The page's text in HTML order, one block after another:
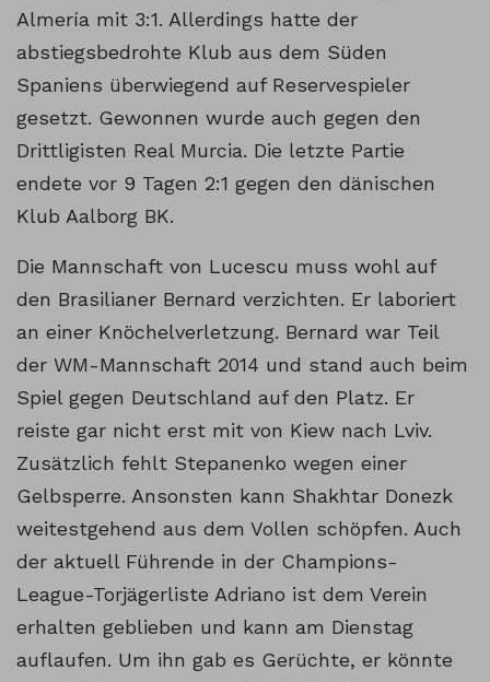
Almería mit 3:1. Allerdings hatte der
abstiegsbedrohte Klub aus dem Süden
Spaniens überwiegend auf Reservespieler
gesetzt. Gewonnen wurde auch gegen den
Drittligisten Real Murcia. Die letzte Partie
endete vor 9 Tagen 2:1 gegen den dänischen
Klub Aalborg BK.
Die Mannschaft von Lucescu muss wohl auf
den Brasilianer Bernard verzichten. Er laboriert
an einer Knöchelverletzung. Bernard war Teil
der WM-Mannschaft 2014 und stand auch beim
Spiel gegen Deutschland auf den Platz. Er
reiste gar nicht erst mit von Kiew nach Lviv.
Zusätzlich fehlt Stepanenko wegen einer
Gelbsperre. Ansonsten kann Shakhtar Donezk
weitestgehend aus dem Vollen schöpfen. Auch
der aktuell Führende in der Champions-
League-Torjägerliste Adriano ist dem Verein
erhalten geblieben und kann am Dienstag
auflaufen. Um ihn gab es Gerüchte, er könnte